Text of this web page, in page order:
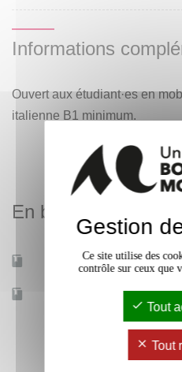
Informations
Ouvert aux étudiant·es en
italienne B1 minimum.
En bref
Mobilité d'études
Accessible à distance
Gestion
Ce site utilise des
contrôle sur ceux que
Tout
Tout